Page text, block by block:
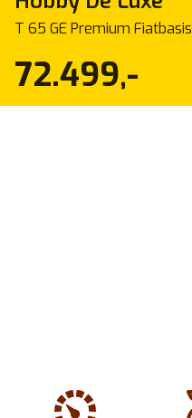
T 65 GE Premium Fiatbasis
72.499,-